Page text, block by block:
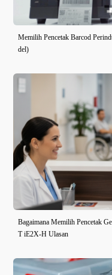
Memilih Pencetak Barcod
del)
Bagaimana Memilih Pencetak
T iE2X-H Ulasan